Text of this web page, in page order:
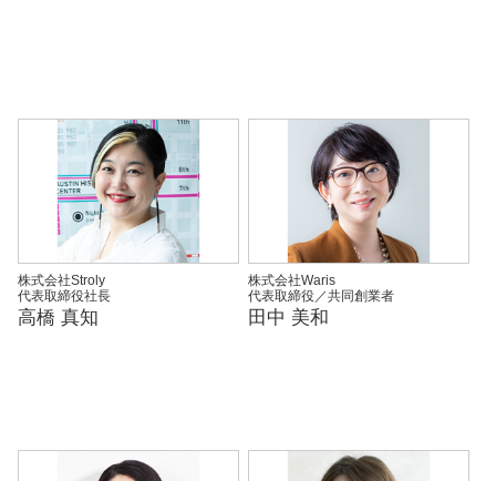
株式会社Stroly
代表取締役社長
高橋 真知
株式会社Waris
代表取締役／共同創業者
田中 美和